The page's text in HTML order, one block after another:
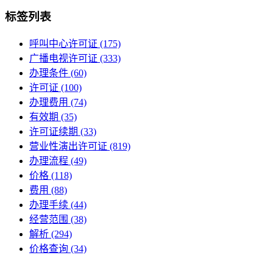
标签列表
呼叫中心许可证 (175)
广播电视许可证 (333)
办理条件 (60)
许可证 (100)
办理费用 (74)
有效期 (35)
许可证续期 (33)
营业性演出许可证 (819)
办理流程 (49)
价格 (118)
费用 (88)
办理手续 (44)
经营范围 (38)
解析 (294)
价格查询 (34)